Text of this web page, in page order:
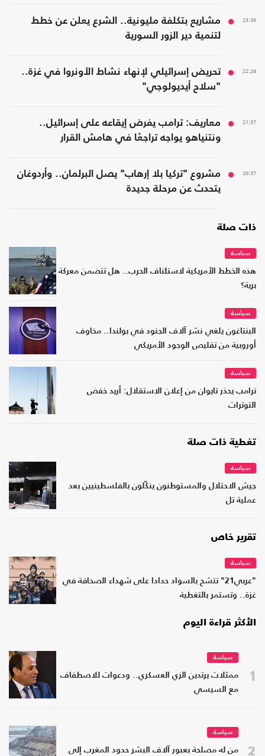
23:36
مشاريع بتكلفة مليونية.. الشرع يعلن عن خطط
لتنمية دير الزور السورية
22:24
تحريض إسرائيلي لإنهاء نشاط الأونروا في غزة..
"سلاح أيديولوجي"
21:37
معاريف: ترامب يفرض إيقاعه على إسرائيل..
ونتنياهو يواجه تراجعًا في هامش القرار
20:37
مشروع "تركيا بلا إرهاب" يصل البرلمان.. وأردوغان
يتحدث عن مرحلة جديدة
ذات صلة
سياسة
هذه الخطط الأمريكية لاستئناف الحرب.. هل تتضمن معركة
برية؟
سياسة
البنتاغون يلغي نشر آلاف الجنود في بولندا.. مخاوف
أوروبية من تقليص الوجود الأمريكي
سياسة
ترامب يحذر تايوان من إعلان الاستقلال: أريد خفض
التوترات
تغطية ذات صلة
سياسة
جيش الاحتلال والمستوطنون ينكّلون بالفلسطينيين بعد
عملية تل
تقرير خاص
سياسة
"عربي21" تتشح بالسواد حدادا على شهداء الصحافة في
غزة.. وتستمر بالتغطية
الأكثر قراءة اليوم
1
سياسة
ممثلات يرتدين الزي العسكري.. ودعوات للاصطفاف
مع السيسي
2
سياسة
من له مصلحة بعبور آلاف البشر حدود المغرب إلى